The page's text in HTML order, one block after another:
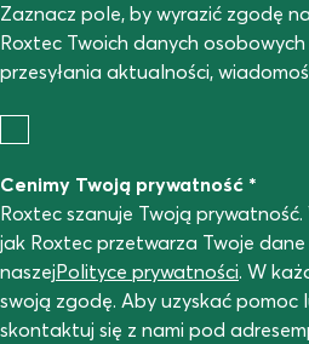
Zaznacz pole, by wyrazić zgodę
Roxtec Twoich danych
przesyłania aktualności,
Cenimy Twoją prywatność *
Roxtec szanuje Twoją
jak Roxtec przetwarza Twoje
naszejPolityce prywatności. W
swoją zgodę. Aby uzyskać pomoc
skontaktuj się z nami pod adresem